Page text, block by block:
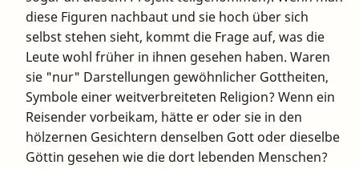
diese Figuren nachbaut und sie hoch über sich
selbst stehen sieht, kommt die Frage auf, was die
Leute wohl früher in ihnen gesehen haben. Waren
sie "nur" Darstellungen gewöhnlicher Gottheiten,
Symbole einer weitverbreiteten Religion? Wenn ein
Reisender vorbeikam, hätte er oder sie in den
hölzernen Gesichtern denselben Gott oder dieselbe
Göttin gesehen wie die dort lebenden Menschen?